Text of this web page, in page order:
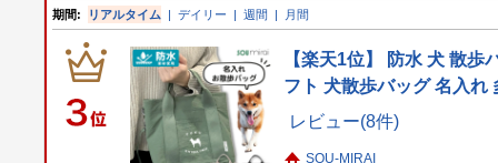
期間: リアルタイム |デイリー |週間 | 月間
【楽天1位】 防水 犬 散
フト 犬散歩バッグ 名入
レビュー(8件)
SOU-MIRAI